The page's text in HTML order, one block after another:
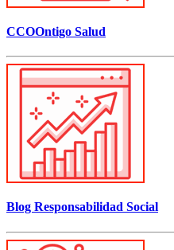
CCOOntigo Salud
Blog Responsabilidad Social